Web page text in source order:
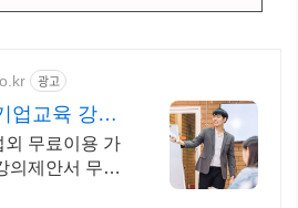
광고
업교육 강사
외 무료이용 가
의제안서 무료